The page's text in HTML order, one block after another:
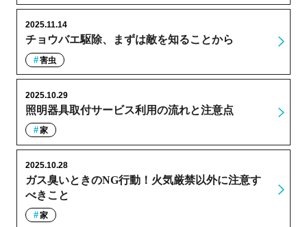
チョウバエ駆除、まずは敵を知ることから
2025.11.14
害虫
照明器具取付サービス利用の流れと注意点
2025.10.29
家
ガス臭いときのNG行動！火気厳禁以外に注意す
べきこと
2025.10.28
家